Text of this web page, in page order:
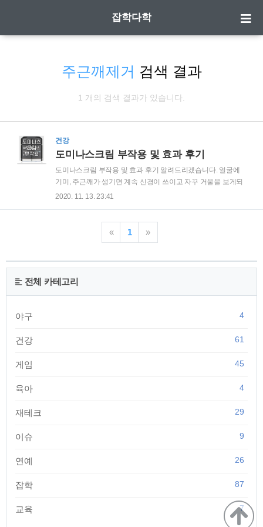
잡학다학
주근깨제거 검색 결과
1 개의 검색 결과가 있습니다.
건강
도미나스크림 부작용 및 효과 후기
도미나스크림 부작용 및 효과 후기 알려드리겠습니다. 얼굴에
기미, 주근깨가 생기면 계속 신경이 쓰이고 자꾸 거울을 보게되
고 스트레스를 받게 됩니다. 이럴때 바르는 미백 화장품인 도미
종류를 보면 도미나크림과 도미나스크림 두가지 종류가 있는
데, 이름에 '스' 한글자 빼곤 동일 제품처럼 보입니다. 이것은 어
한 미부 미백 화장품 입니다. 성분이 다르기 때문에 구입하는 방
법 및 기능도 달라집니다. - 도미나크림 주성분이 하이드로퀴논
으로 부작용에 대한 위험이 있어 약국에서만 구매 가능한 '의약
2020. 11. 13. 23:41
« 1 »
전체 카테고리
야구 4
건강 61
게임 45
육아 4
재테크 29
이슈 9
연예 26
잡학 87
교육 7